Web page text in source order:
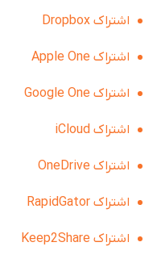
اشتراک Dropbox
اشتراک Apple One
اشتراک Google One
اشتراک iCloud
اشتراک OneDrive
اشتراک RapidGator
اشتراک Keep2Share